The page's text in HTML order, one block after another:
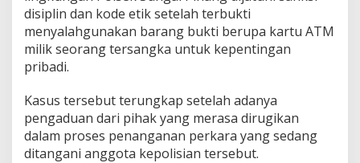
disiplin dan kode etik setelah terbukti
menyalahgunakan barang bukti berupa kartu ATM
milik seorang tersangka untuk kepentingan
pribadi.
Kasus tersebut terungkap setelah adanya
pengaduan dari pihak yang merasa dirugikan
dalam proses penanganan perkara yang sedang
ditangani anggota kepolisian tersebut.